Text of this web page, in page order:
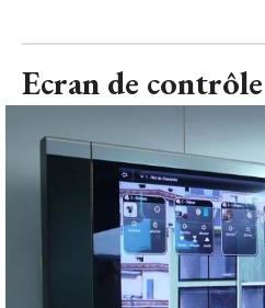
Ecran de contrôle